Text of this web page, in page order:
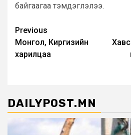
байгаагаа тэмдэглэлээ.
Post
navigation
Previous
Монгол, Киргизийн
харилцаа
DAILYPOST.MN